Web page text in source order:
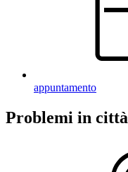
appuntamento
Problemi in città